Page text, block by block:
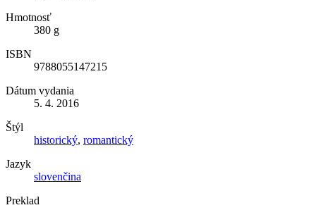
Hmotnosť
380 g
ISBN
9788055147215
Dátum vydania
5. 4. 2016
Štýl
historický, romantický
Jazyk
slovenčina
Preklad